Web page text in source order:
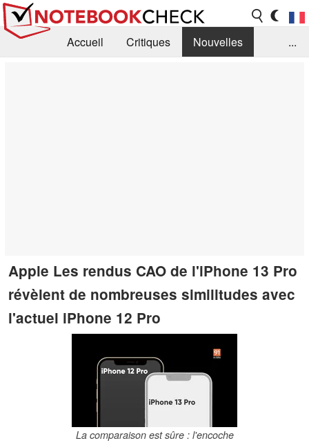
Accueil Critiques
Nouvelles
...
Apple Les rendus CAO de l'iPhone 13 Pro
révèlent de nombreuses similitudes avec
l'actuel iPhone 12 Pro
La comparaison est sûre : l'encoche